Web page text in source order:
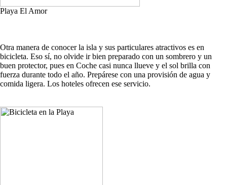
Playa El Amor
Otra manera de conocer la isla y sus particulares atractivos es en
bicicleta. Eso sí, no olvide ir bien preparado con un sombrero y un
buen protector, pues en Coche casi nunca llueve y el sol brilla con
fuerza durante todo el año. Prepárese con una provisión de agua y
comida ligera. Los hoteles ofrecen ese servicio.